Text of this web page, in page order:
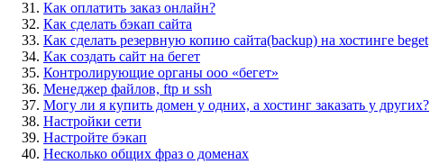
Как оплатить заказ онлайн?
Как сделать бэкап сайта
Как сделать резервную копию сайта(backup) на хостинге beget
Как создать сайт на бегет
Контролирующие органы ооо «бегет»
Менеджер файлов, ftp и ssh
Могу ли я купить домен у одних, а хостинг заказать у других?
Настройки сети
Настройте бэкап
Несколько общих фраз о доменах